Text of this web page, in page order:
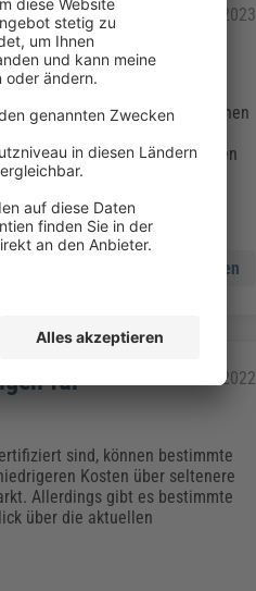
– Aktueller
16.02.2023
Deutschland seine
Handelsbeziehungen zwischen
Aber wann tritt das
tätige Unternehmen
Mehr lesen
für
18.10.2022
sind, können bestimmte
Kosten über seltenere
Allerdings gibt es bestimmte
über die aktuellen